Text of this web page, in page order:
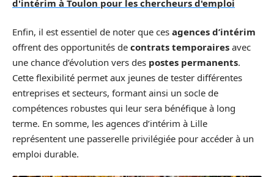
d'intérim à Toulon pour les chercheurs d'emploi
Enfin, il est essentiel de noter que ces agences d’intérim
offrent des opportunités de contrats temporaires avec
une chance d’évolution vers des postes permanents.
Cette flexibilité permet aux jeunes de tester différentes
entreprises et secteurs, formant ainsi un socle de
compétences robustes qui leur sera bénéfique à long
terme. En somme, les agences d’intérim à Lille
représentent une passerelle privilégiée pour accéder à un
emploi durable.